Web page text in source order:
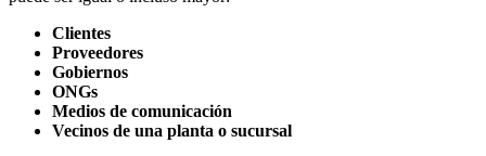
Clientes
Proveedores
Gobiernos
ONGs
Medios de comunicación
Vecinos de una planta o sucursal